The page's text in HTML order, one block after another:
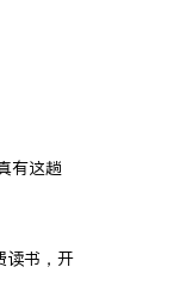
有这趟
读书，开